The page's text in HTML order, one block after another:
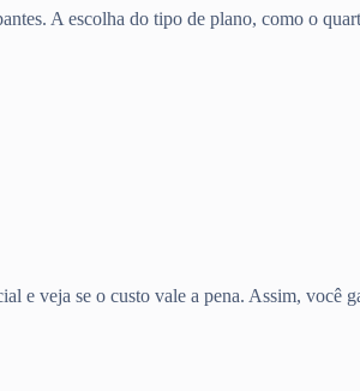
A escolha do tipo de plano, como o
e veja se o custo vale a pena. Assim, você